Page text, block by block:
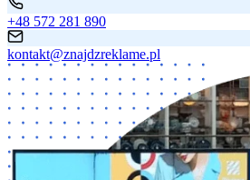
+48 572 281 890
kontakt@znajdzreklame.pl